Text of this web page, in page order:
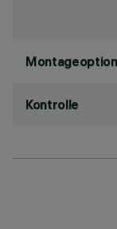
Kontrolle